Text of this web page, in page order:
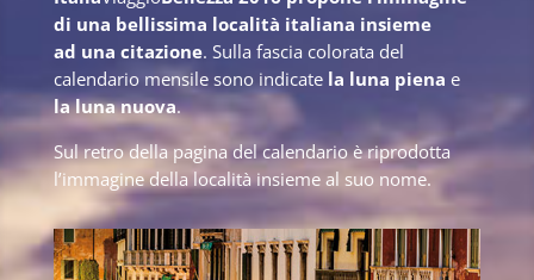
di una bellissima località italiana insieme
ad una citazione. Sulla fascia colorata del
calendario mensile sono indicate la luna piena e
la luna nuova.
Sul retro della pagina del calendario è riprodotta
l’immagine della località insieme al suo nome.